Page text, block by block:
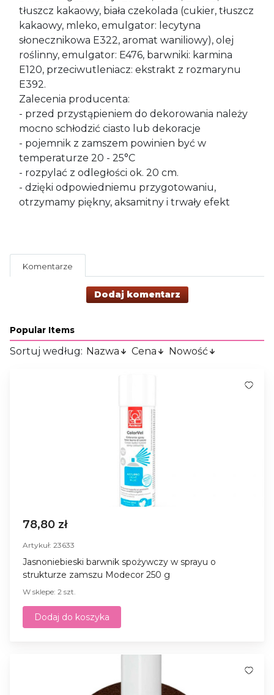
tłuszcz kakaowy, biała czekolada (cukier, tłuszcz
kakaowy, mleko, emulgator: lecytyna
słonecznikowa E322, aromat waniliowy), olej
roślinny, emulgator: E476, barwniki: karmina
E120, przeciwutleniacz: ekstrakt z rozmarynu
E392.
Zalecenia producenta:
- przed przystąpieniem do dekorowania należy
mocno schłodzić ciasto lub dekoracje
- pojemnik z zamszem powinien być w
temperaturze 20 - 25°C
- rozpylać z odległości ok. 20 cm.
- dzięki odpowiedniemu przygotowaniu,
otrzymamy piękny, aksamitny i trwały efekt
Komentarze
Dodaj komentarz
Popular Items
Sortuj według: Nazwa Cena Nowość
78,80 zł
Artykuł: 23633
Jasnoniebieski barwnik spożywczy w sprayu o
strukturze zamszu Modecor 250 g
W sklepe: 2 szt.
Dodaj do koszyka